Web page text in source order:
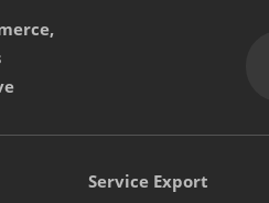
Service Export